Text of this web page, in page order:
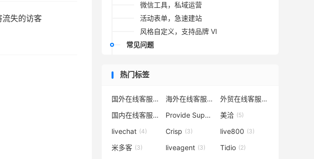
流失的访客
微信工具，私域运营
活动表单，急速建站
风格自定义，支持品牌 VI
常见问题
产品如何付费？
我们的数据在这里安全吗？
热门标签
国外在线客服(24) 海外在线客服(18) 外贸在线客服(18)
国内在线客服系统 (18) Provide Support (8)
美洽 (5)
livechat (4) Crisp (3) live800 (3)
米多客 (3) liveagent (3) Tidio (2)